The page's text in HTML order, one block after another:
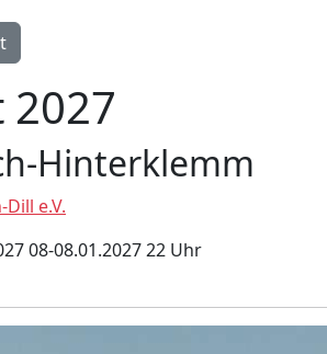
2027
Hinterklemm
e.V.
08-08.01.2027 22 Uhr